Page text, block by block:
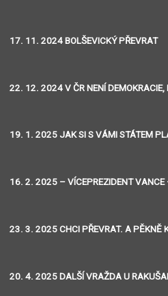
17. 11. 2024 BOLŠEVICKÝ PŘEVRAT
22. 12. 2024 V ČR NENÍ DEMOKRACIE,
19. 1. 2025 JAK SI S VÁMI STÁTEM
16. 2. 2025 – VÍCEPREZIDENT VANCE
23. 3. 2025 CHCI PŘEVRAT. A PĚKNĚ
20. 4. 2025 DALŠÍ VRAŽDA U